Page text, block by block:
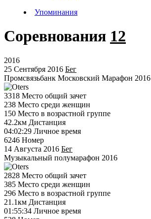
Упоминания
Соревнования 12
2016
25 Сентября 2016 Бег
Промсвязьбанк Московский Марафон 2016
3318 Место общий зачет
238 Место среди женщин
150 Место в возрастной группе
42.2км Дистанция
04:02:29 Личное время
6246 Номер
14 Августа 2016 Бег
Музыкальный полумарафон 2016
2828 Место общий зачет
385 Место среди женщин
296 Место в возрастной группе
21.1км Дистанция
01:55:34 Личное время